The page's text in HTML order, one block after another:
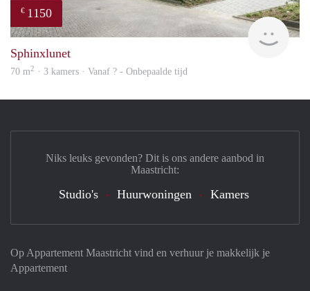
€ 1150
Sphinxlunet
70 m2 · 3 kamers · Vanaf ? - Onbepaalde tijd
Op Appartement Maastricht vind en verhuur je makkelijk je
Appartement
Niks leuks gevonden? Dit is ons andere aanbod in
Maastricht:
Studio's Huurwoningen Kamers